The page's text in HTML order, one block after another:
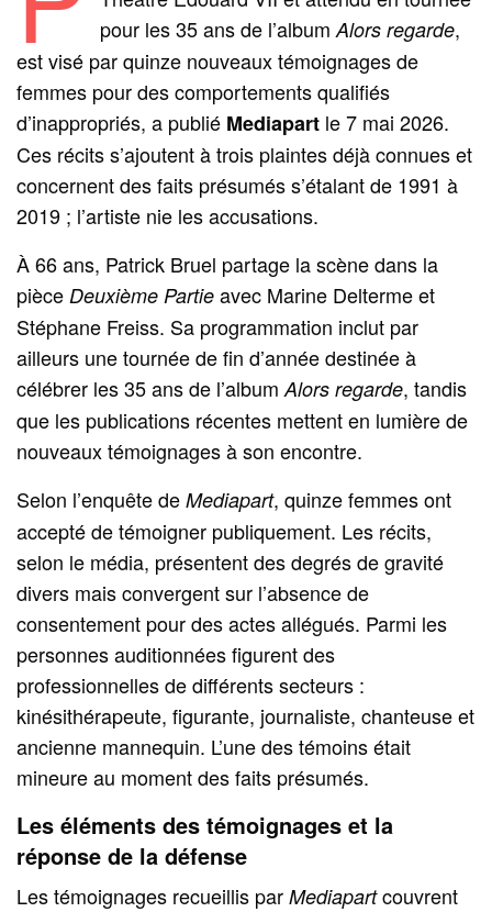
pour les 35 ans de l’albumAlors regarde,
est visé par quinze nouveaux témoignages de
femmes pour des comportements qualifiés
d’inappropriés, a publié Mediapart le 7 mai 2026.
Ces récits s’ajoutent à trois plaintes déjà connues et
concernent des faits présumés s’étalant de 1991 à
2019 ; l’artiste nie les accusations.
À 66 ans, Patrick Bruel partage la scène dans la
pièceDeuxième Partie avec Marine Delterme et
Stéphane Freiss. Sa programmation inclut par
ailleurs une tournée de fin d’année destinée à
célébrer les 35 ans de l’albumAlors regarde, tandis
que les publications récentes mettent en lumière de
nouveaux témoignages à son encontre.
Selon l’enquête deMediapart, quinze femmes ont
accepté de témoigner publiquement. Les récits,
selon le média, présentent des degrés de gravité
divers mais convergent sur l’absence de
consentement pour des actes allégués. Parmi les
personnes auditionnées figurent des
professionnelles de différents secteurs :
kinésithérapeute, figurante, journaliste, chanteuse et
ancienne mannequin. L’une des témoins était
mineure au moment des faits présumés.
Les éléments des témoignages et la
réponse de la défense
Les témoignages recueillis parMediapartcouvrent